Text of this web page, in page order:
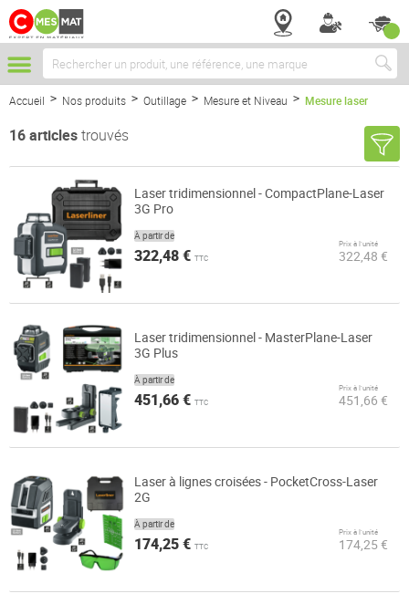
Chercher
Accueil Nos produits Outillage Mesure et Niveau Mesure laser
16articlestrouvés
Laser tridimensionnel - CompactPlane-Laser
3G Pro
À partir de
322,48 € TTC
Prix à l’unité
322,48 €
Laser tridimensionnel - MasterPlane-Laser
3G Plus
À partir de
451,66 € TTC
Prix à l’unité
451,66 €
Laser à lignes croisées - PocketCross-Laser
2G
À partir de
174,25 € TTC
Prix à l’unité
174,25 €